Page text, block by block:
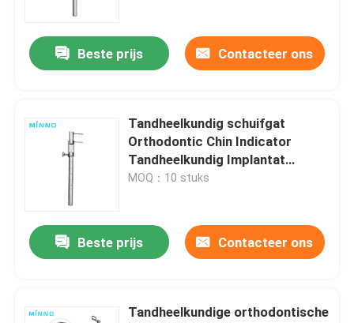
Beste prijs Contacteer ons
Tandheelkundig schuifgat
Orthodontic Chin Indicator
Tandheelkundig Implantat
Meting Lineer
MOQ：10 stuks
Beste prijs Contacteer ons
Tandheelkundige orthodontische